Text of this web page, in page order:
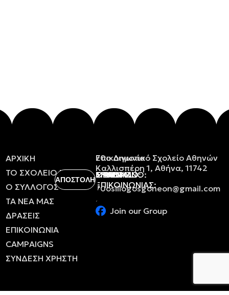
ΤΟ ΣΧΟΛΕΙΟ ΜΑΣ
Ο ΣΥΛΛΟΓΟΣ
ΑΡΧΙΚΗ
ΤΑ ΝΕΑ ΜΑΣ
ΔΡΑΣΕΙΣ
ΕΠΙΚΟΙΝΩΝΙΑ
CAMPAIGNS
ΣΥΝΔΕΣΗ ΧΡΗΣΤΗ
Επικοινωνία
ΟΝΟΜΑ:
ΕΠΩΝΥΜΟ:
ΤΗΛΕΦΩΝΟ:
EMAIL:
ΘΕΜΑ
ΕΠΙΚΟΙΝΩΝΙΑΣ:
ΜΗΝΥΜΑ:
70ο Δημοτικό Σχολείο Αθηνών
Καλλισπέρη 1, Αθήνα, 11742
70osillogosgoneon@gmail.com
Join our Group